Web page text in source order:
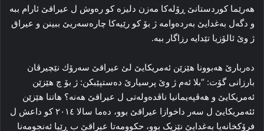
هه‌رێما کوردستانێ ڕۆله‌کا مەزن دلیزە كو رەوش ل عیراقێ ئارام ببە
و دگەل بەغدایێ به‌رده‌وامه‌ ژ بۆ کو رێیەكا چارەسەریێ ببینن و عیراق
ژ وێ ئالۆزیا تێدایە رزاگار ببە.
دەربارێ ھەبوونا ھێزێن ئەمریكایێ لئ عیراقێ سەرۆك نێچیرڤان
بارزانی گۆت: “بلا ئەم ژ وێ پرسیارێ ده‌ستپێبکن: ژ بۆ چ هێزێن
ئەمریكایێ و هه‌ڤپه‌یمانیا ناڤده‌وله‌تی ل عیراقێ هه‌نه‌؟ هاتنا هێزێن
ئئەمریكایێ ل سه‌ر داخوازا عیراقێ بوو، ده‌ما سالا ۲۰۱٤ کو داعش ل
فرۆکخانه‌یا به‌غدایێ نێزیک بوو، حکوومه‌تا عیراقێ ب ڕێیا ئه‌نجومه‌نا